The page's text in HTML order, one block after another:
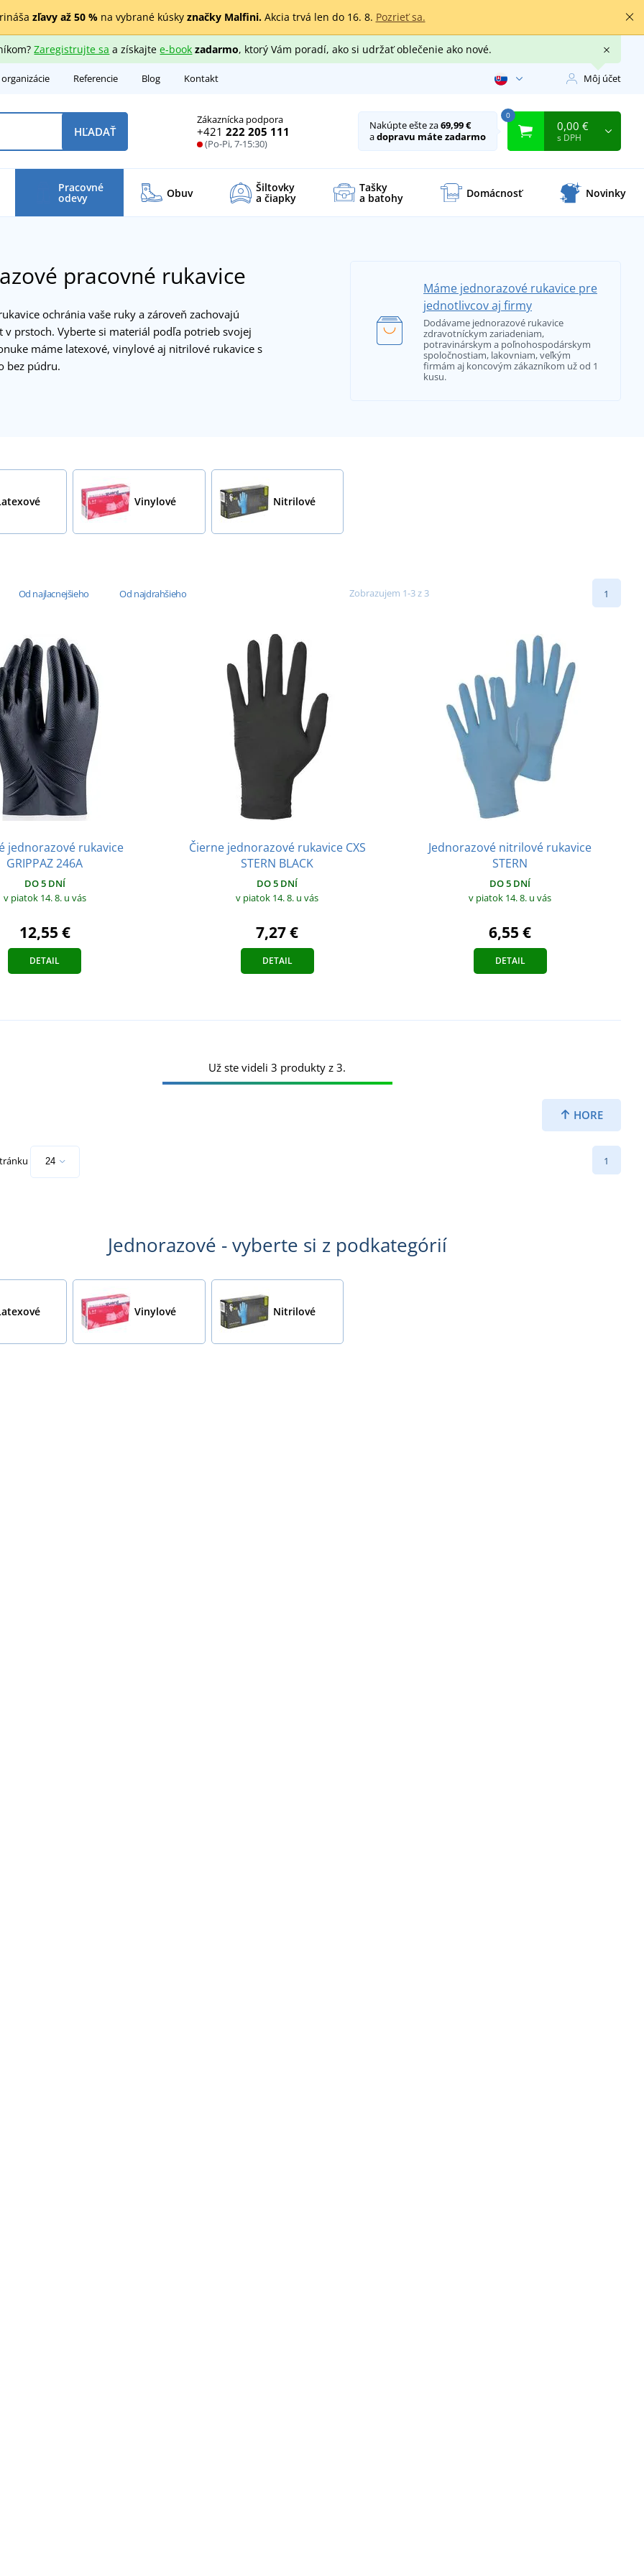
zľavy až 50 %na vybrané kúsky značky Malfini.Akcia trvá len do 16. 8. Pozrieť sa.
Zaregistrujte sa a získajtee-book zadarmo, ktorý Vám poradí, ako si udržať oblečenie ako nové.
Referencie Blog Kontakt Môj účet
Zákaznícka podpora
+421 222 205 111
(Po-Pi, 7-15:30)
HĽADAŤ Nakúpte ešte za69,99 €
adopravu máte zadarmo
0
0,00 €
s DPH
Pracovné
odevy Obuv Šiltovky
a čiapky
Tašky
a batohy Domácnosť Novinky
pracovné rukavice
ochránia vaše ruky a zároveň zachovajú
v prstoch. Vyberte si materiál podľa potrieb svojej
máme latexové, vinylové aj nitrilové rukavice s
bez púdru.
Máme jednorazové rukavice pre
jednotlivcov aj firmy
Dodávame jednorazové rukavice
zdravotníckym zariadeniam,
potravinárskym a poľnohospodárskym
spoločnostiam, lakovniam, veľkým
firmám aj koncovým zákazníkom už od 1
kusu.
Vinylové Nitrilové
Od najlacnejšieho Od najdrahšieho Zobrazujem 1-3 z 3 1
jednorazové rukavice
GRIPPAZ 246A
DO 5 DNÍ
v piatok 14. 8. u vás
12,55 €
DETAIL
Čierne jednorazové rukavice CXS
STERN BLACK
DO 5 DNÍ
v piatok 14. 8. u vás
7,27 €
DETAIL
Jednorazové nitrilové rukavice
STERN
DO 5 DNÍ
v piatok 14. 8. u vás
6,55 €
DETAIL
HORE
Už ste videli 3 produkty z 3.
1
Jednorazové - vyberte si z podkategórií
Vinylové Nitrilové